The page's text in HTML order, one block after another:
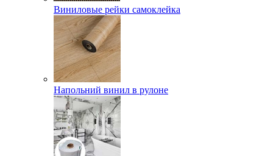
Виниловые рейки самоклейка
Напольний винил в рулоне